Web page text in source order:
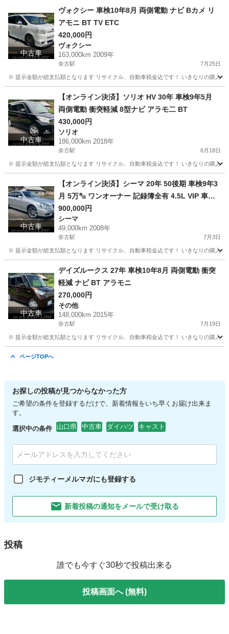
奈古駅 エルグランド 車両
中古車
ヴォクシー 車検10年8月 両側電動 ナビ Bカメ リ
アモニ BT TV ETC
420,000円
ヴォクシー
163,000km 2009年
奈古駅 7月25日
※ 提示金額が総支払額となります リサイクル、自動車税金込です！ いきなりの購入
奈古駅 ヴォクシー 車両
中古車
【オンライン決済】ソリオ HV 30年 車検9年5月
両側電動 衝突軽減 8型ナビ アラモ二 BT
430,000円
ソリオ
186,000km 2018年
奈古駅 6月18日
※ 提示金額が総支払額となります リサイクル、自動車税金込です！ いきなりの購入
奈古駅 ソリオ 車両
中古車
【オンライン決済】シーマ 20年 50後期 車検9年3
月 5万㌔ ワンオーナー 記録簿全有 4.5L VIP 車庫
保管
900,000円
シーマ
49,000km 2008年
奈古駅 7月3日
※ 提示金額が総支払額となります リサイクル、自動車税金込です！ いきなりの購入
奈古駅 シーマ 後期
中古車
デイズルークス 27年 車検10年8月 両側電動 衝突
軽減 ナビ BT アラモニ
270,000円
その他
148,000km 2015年
奈古駅 7月19日
※ 提示金額が総支払額となります リサイクル、自動車税金込です！ いきなりの購入
ページTOPへ
お探しの投稿が見つからなかった方
ご希望の条件を登録するだけで、新着情報をいち早くお届け出来ま
す。
選択中の条件 山口県 中古車 ダイハツ キャスト
ジモティーメルマガにも登録する
新着投稿の通知をメールで受け取る
投稿
誰でも今すぐ30秒で投稿出来る
投稿画面へ (無料)